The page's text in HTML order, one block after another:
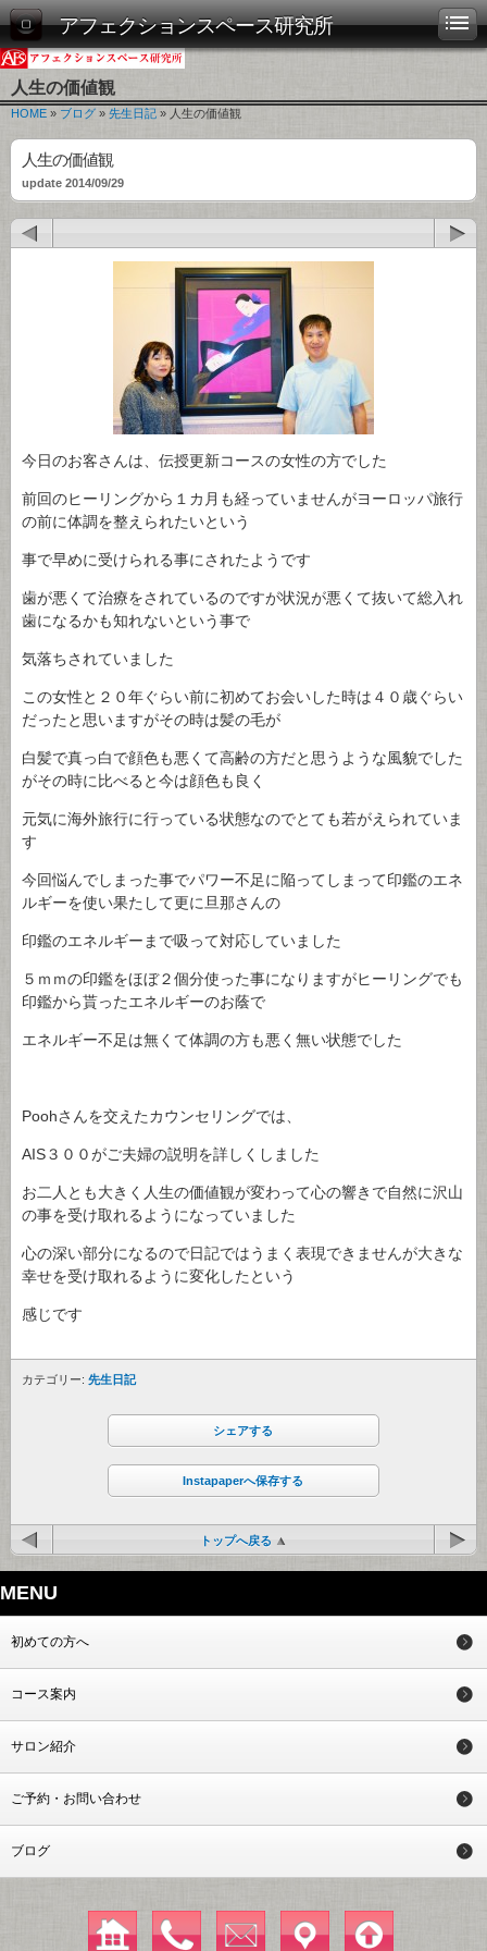
アフェクションスペース研究所
人生の価値観
HOME » ブログ » 先生日記 » 人生の価値観
人生の価値観
update 2014/09/29
今日のお客さんは、伝授更新コースの女性の方でした
前回のヒーリングから１カ月も経っていませんがヨーロッパ旅行
の前に体調を整えられたいという
事で早めに受けられる事にされたようです
歯が悪くて治療をされているのですが状況が悪くて抜いて総入れ
歯になるかも知れないという事で
気落ちされていました
この女性と２０年ぐらい前に初めてお会いした時は４０歳ぐらい
だったと思いますがその時は髪の毛が
白髪で真っ白で顔色も悪くて高齢の方だと思うような風貌でした
がその時に比べると今は顔色も良く
元気に海外旅行に行っている状態なのでとても若がえられていま
す
今回悩んでしまった事でパワー不足に陥ってしまって印鑑のエネ
ルギーを使い果たして更に旦那さんの
印鑑のエネルギーまで吸って対応していました
５ｍｍの印鑑をほぼ２個分使った事になりますがヒーリングでも
印鑑から貰ったエネルギーのお蔭で
エネルギー不足は無くて体調の方も悪く無い状態でした
Poohさんを交えたカウンセリングでは、
AIS３００がご夫婦の説明を詳しくしました
お二人とも大きく人生の価値観が変わって心の響きで自然に沢山
の事を受け取れるようになっていました
心の深い部分になるので日記ではうまく表現できませんが大きな
幸せを受け取れるように変化したという
感じです
カテゴリー: 先生日記
シェアする
Instapaperへ保存する
トップへ戻る
MENU
初めての方へ
コース案内
サロン紹介
ご予約・お問い合わせ
ブログ